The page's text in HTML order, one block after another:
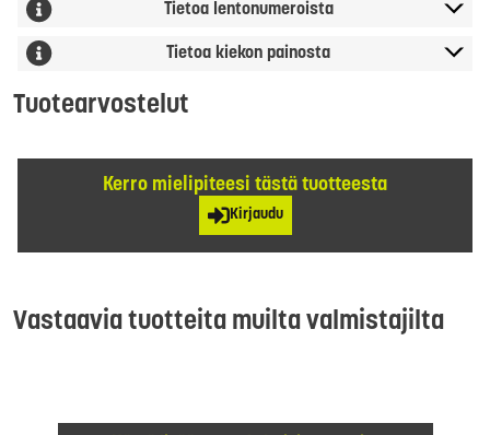
Tietoa lentonumeroista
Tietoa kiekon painosta
Tuotearvostelut
Kerro mielipiteesi tästä tuotteesta
Kirjaudu
Vastaavia tuotteita muilta valmistajilta